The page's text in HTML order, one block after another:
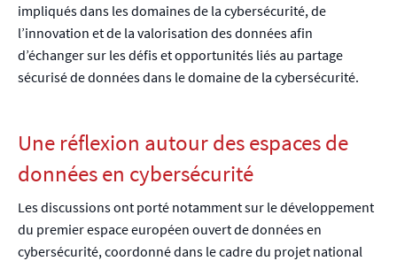
impliqués dans les domaines de la cybersécurité, de
l’innovation et de la valorisation des données afin
d’échanger sur les défis et opportunités liés au partage
sécurisé de données dans le domaine de la cybersécurité.
Une réflexion autour des espaces de
données en cybersécurité
Les discussions ont porté notamment sur le développement
du premier espace européen ouvert de données en
cybersécurité, coordonné dans le cadre du projet national